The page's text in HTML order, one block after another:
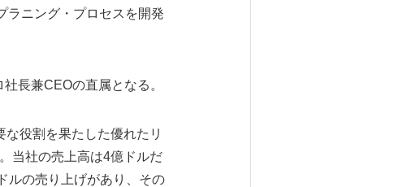
ラニング・プロセスを開発
長兼CEOの直属となる。
役割を果たした優れたリ
当社の売上高は4億ドルだ
ルの売り上げがあり、その